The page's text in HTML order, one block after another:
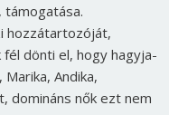
hozzátartozóját,
dönti el, hogy hagyja-
Andika,
domináns nők ezt nem